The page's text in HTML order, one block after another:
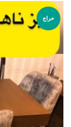
حراج